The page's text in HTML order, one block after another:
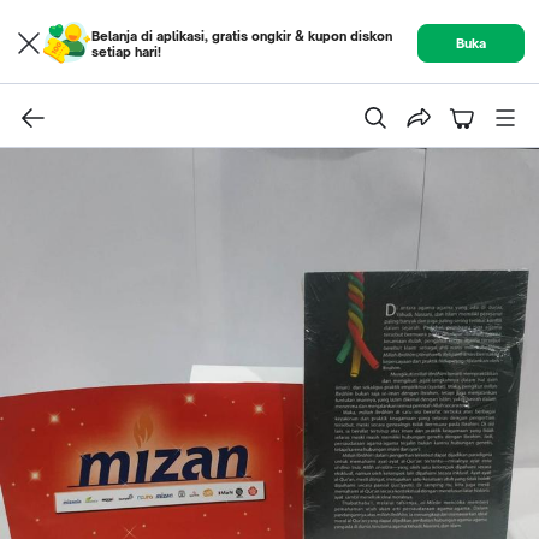
Belanja di aplikasi, gratis ongkir & kupon diskon
setiap hari!
Buka